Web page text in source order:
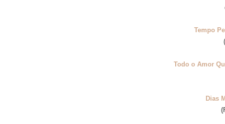
Tempo
Todo o Amor
Dias